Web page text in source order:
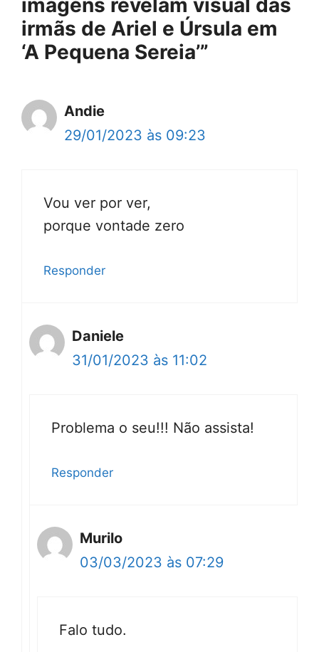
imagens revelam visual das
irmãs de Ariel e Úrsula em
‘A Pequena Sereia’”
Andie
29/01/2023 às 09:23
Vou ver por ver,
porque vontade zero
Responder
Daniele
31/01/2023 às 11:02
Problema o seu!!! Não assista!
Responder
Murilo
03/03/2023 às 07:29
Falo tudo.